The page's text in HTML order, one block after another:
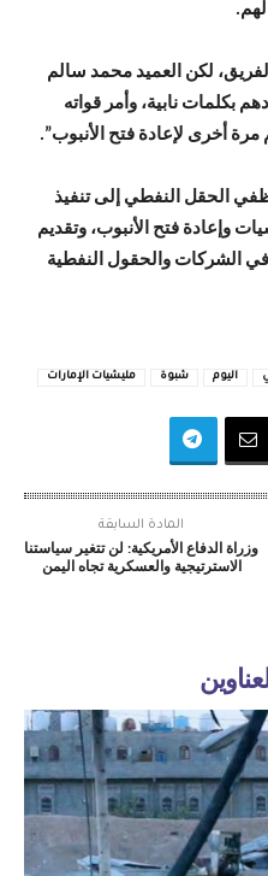
لكن العميد محمد سالم
بكلمات نابية، وأمر قواته
أخرى لإعادة فتح الأنبوب”.
الحقل النفطي إلى تنفيذ
وإعادة فتح الأنبوب، وتقديم
في الشركات والحقول النفطية
اليوم شبوة مليشيات الإمارات
المادة السابقة
وزراة الدفاع الأمريكية: لن تتغير سياستنا
الاسترتيجية والعسكرية تجاه اليمن